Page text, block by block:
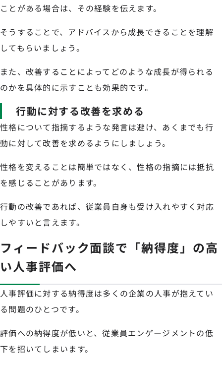
ことがある場合は、その経験を伝えます。
そうすることで、アドバイスから成長できることを理解
してもらいましょう。
また、改善することによってどのような成長が得られる
のかを具体的に示すことも効果的です。
行動に対する改善を求める
性格について指摘するような発言は避け、あくまでも行
動に対して改善を求めるようにしましょう。
性格を変えることは簡単ではなく、性格の指摘には抵抗
を感じることがあります。
行動の改善であれば、従業員自身も受け入れやすく対応
しやすいと言えます。
フィードバック面談で「納得度」の高
い人事評価へ
人事評価に対する納得度は多くの企業の人事が抱えてい
る問題のひとつです。
評価への納得度が低いと、従業員エンゲージメントの低
下を招いてしまいます。